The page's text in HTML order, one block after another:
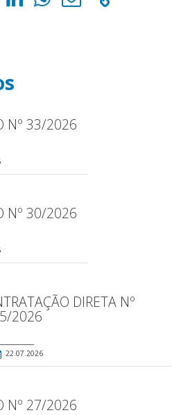
Nº 33/2026
Nº 30/2026
DIRETA Nº
2026
22.07.2026
Nº 27/2026